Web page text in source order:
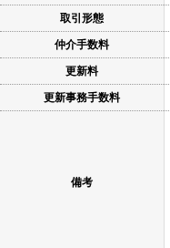
取引形態
仲介手数料
更新料
更新事務手数料
備考